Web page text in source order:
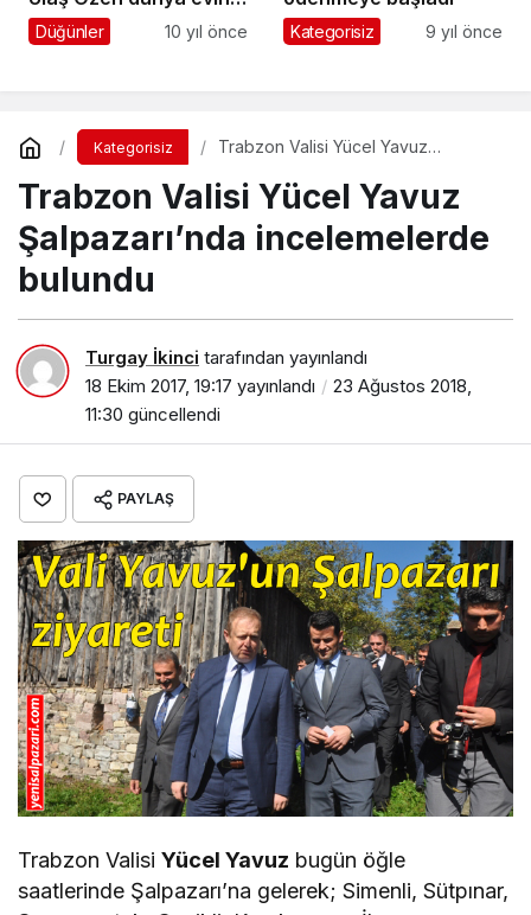
girdi
Düğünler 10 yıl önce Kategorisiz 9 yıl önce
Kategorisiz
Trabzon Valisi Yücel Yavuz
bulundu
Trabzon Valisi Yücel Yavuz
Şalpazarı’nda incelemelerde
bulundu
Turgay İkinci tarafından yayınlandı
18 Ekim 2017, 19:17 yayınlandı
23 Ağustos 2018,
11:30 güncellendi
PAYLAŞ
Trabzon ValisiYücel Yavuz bugün öğle
saatlerinde Şalpazarı’na gelerek; Simenli, Sütpınar,